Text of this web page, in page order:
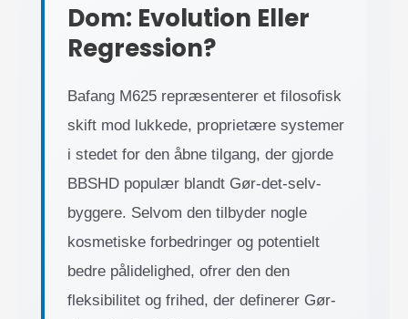
Dom: Evolution Eller
Regression?
Bafang M625 repræsenterer et filosofisk
skift mod lukkede, proprietære systemer
i stedet for den åbne tilgang, der gjorde
BBSHD populær blandt Gør-det-selv-
byggere. Selvom den tilbyder nogle
kosmetiske forbedringer og potentielt
bedre pålidelighed, ofrer den den
fleksibilitet og frihed, der definerer Gør-